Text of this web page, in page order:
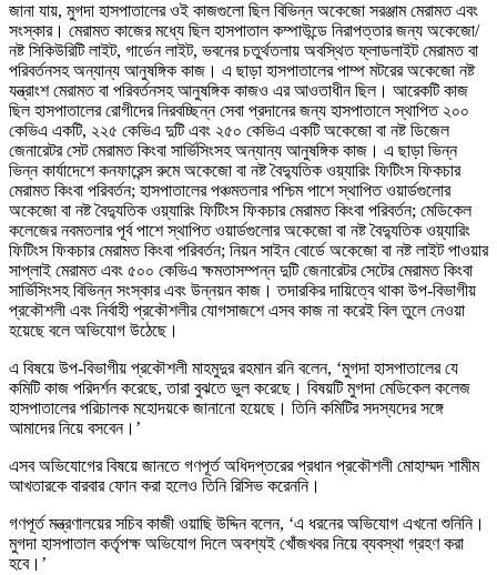
জানা যায়, মুগদা হাসপাতালের ওই কাজগুলো ছিল বিভিন্ন অকেজো সরঞ্জাম মেরামত এবং
সংস্কার। মেরামত কাজের মধ্যে ছিল হাসপাতাল কম্পাউন্ডে নিরাপত্তার জন্য অকেজো/
নষ্ট সিকিউরিটি লাইট, গার্ডেন লাইট, ভবনের চতুর্থতলায় অবস্থিত ফ্লাডলাইট মেরামত বা
পরিবর্তনসহ অন্যান্য আনুষঙ্গিক কাজ। এ ছাড়া হাসপাতালের পাম্প মটরের অকেজো নষ্ট
যন্ত্রাংশ মেরামত বা পরিবর্তনসহ আনুষঙ্গিক কাজও এর আওতাধীন ছিল। আরেকটি কাজ
ছিল হাসপাতালের রোগীদের নিরবচ্ছিন্ন সেবা প্রদানের জন্য হাসপাতালে স্থাপিত ২০০
কেভিএ একটি, ২২৫ কেভিএ দুটি এবং ২৫০ কেভিএ একটি অকেজো বা নষ্ট ডিজেল
জেনারেটর সেট মেরামত কিংবা সার্ভিসিংসহ অন্যান্য আনুষঙ্গিক কাজ। এ ছাড়া ভিন্ন
ভিন্ন কার্যাদেশে কনফারেন্স রুমে অকেজো বা নষ্ট বৈদ্যুতিক ওয়্যারিং ফিটিংস ফিকচার
মেরামত কিংবা পরিবর্তন; হাসপাতালের পঞ্চমতলার পশ্চিম পাশে স্থাপিত ওয়ার্ডগুলোর
অকেজো বা নষ্ট বৈদ্যুতিক ওয়্যারিং ফিটিংস ফিকচার মেরামত কিংবা পরিবর্তন; মেডিকেল
কলেজের নবমতলার পূর্ব পাশে স্থাপিত ওয়ার্ডগুলোর অকেজো বা নষ্ট বৈদ্যুতিক ওয়্যারিং
ফিটিংস ফিকচার মেরামত কিংবা পরিবর্তন; নিয়ন সাইন বোর্ডে অকেজো বা নষ্ট লাইট পাওয়ার
সাপ্লাই মেরামত এবং ৫০০ কেভিএ ক্ষমতাসম্পন্ন দুটি জেনারেটর সেটের মেরামত কিংবা
সার্ভিসিংসহ বিভিন্ন সংস্কার এবং উন্নয়ন কাজ। তদারকির দায়িত্বে থাকা উপ-বিভাগীয়
প্রকৌশলী এবং নির্বাহী প্রকৌশলীর যোগসাজশে এসব কাজ না করেই বিল তুলে নেওয়া
হয়েছে বলে অভিযোগ উঠেছে।
এ বিষয়ে উপ-বিভাগীয় প্রকৌশলী মাহমুদুর রহমান রনি বলেন, ‘মুগদা হাসপাতালের যে
কমিটি কাজ পরিদর্শন করেছে, তারা বুঝতে ভুল করেছে। বিষয়টি মুগদা মেডিকেল কলেজ
হাসপাতালের পরিচালক মহোদয়কে জানানো হয়েছে। তিনি কমিটির সদস্যদের সঙ্গে
আমাদের নিয়ে বসবেন।’
এসব অভিযোগের বিষয়ে জানতে গণপূর্ত অধিদপ্তরের প্রধান প্রকৌশলী মোহাম্মদ শামীম
আখতারকে বারবার ফোন করা হলেও তিনি রিসিভ করেননি।
গণপূর্ত মন্ত্রণালয়ের সচিব কাজী ওয়াছি উদ্দিন বলেন, ‘এ ধরনের অভিযোগ এখনো শুনিনি।
মুগদা হাসপাতাল কর্তৃপক্ষ অভিযোগ দিলে অবশ্যই খোঁজখবর নিয়ে ব্যবস্থা গ্রহণ করা
হবে।’